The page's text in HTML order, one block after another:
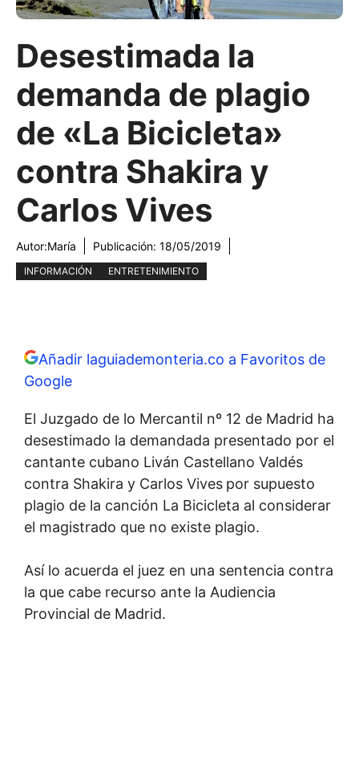
Desestimada la
demanda de plagio
de «La Bicicleta»
contra Shakira y
Carlos Vives
Autor:María Publicación: 18/05/2019
INFORMACIÓN ENTRETENIMIENTO
Añadir laguiademonteria.co a Favoritos de
Google
El Juzgado de lo Mercantil nº 12 de Madrid ha
desestimado la demandada presentado por el
cantante cubano Liván Castellano Valdés
contra Shakira y Carlos Vives por supuesto
plagio de la canción La Bicicleta al considerar
el magistrado que no existe plagio.
Así lo acuerda el juez en una sentencia contra
la que cabe recurso ante la Audiencia
Provincial de Madrid.